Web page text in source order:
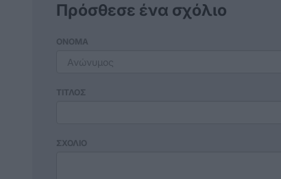
Πρόσθεσε ένα σχόλιο
ΟΝΟΜΑ
ΤΙΤΛΟΣ
ΣΧΟΛΙΟ